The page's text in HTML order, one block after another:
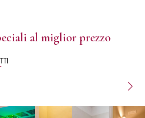
al miglior prezzo